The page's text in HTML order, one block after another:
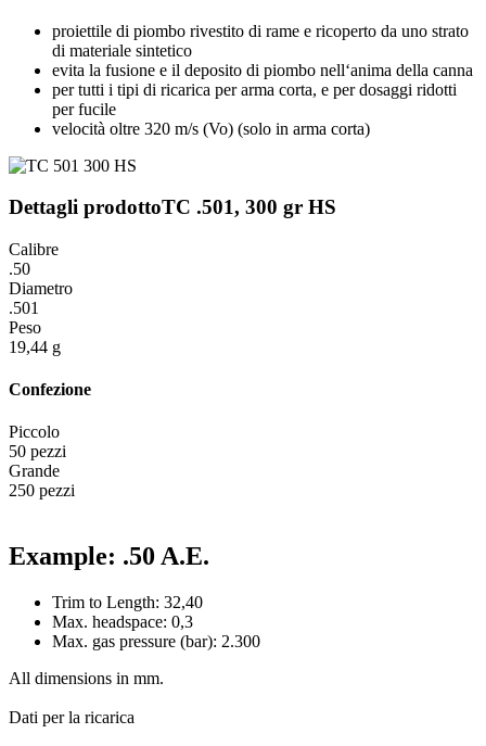
proiettile di piombo rivestito di rame e ricoperto da uno strato
di materiale sintetico
evita la fusione e il deposito di piombo nell‘anima della canna
per tutti i tipi di ricarica per arma corta, e per dosaggi ridotti
per fucile
velocità oltre 320 m/s (Vo) (solo in arma corta)
Dettagli prodottoTC .501, 300 gr HS
Calibre
.50
Diametro
.501
Peso
19,44 g
Confezione
Piccolo
50 pezzi
Grande
250 pezzi
Example: .50 A.E.
Trim to Length: 32,40
Max. headspace: 0,3
Max. gas pressure (bar): 2.300
All dimensions in mm.
Dati per la ricarica